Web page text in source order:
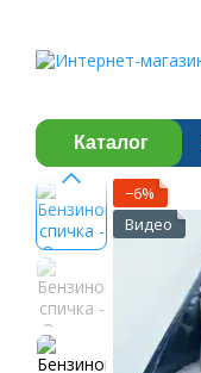
Каталог
−6%
Видео